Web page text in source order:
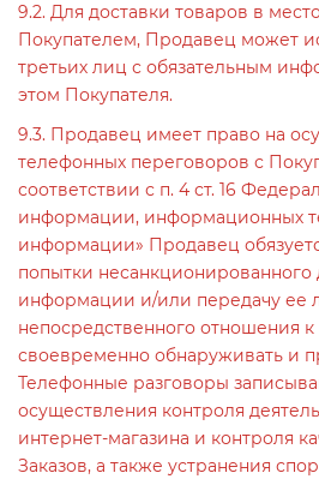
9.2. Для доставки товаров в
Покупателем, Продавец может
третьих лиц с обязательным
этом Покупателя.
9.3. Продавец имеет право на
телефонных переговоров с
соответствии с п. 4 ст. 16
информации, информационных
информации» Продавец
попытки несанкционированного
информации и/или передачу
непосредственного отношения
своевременно обнаруживать и
Телефонные разговоры
осуществления контроля
интернет-магазина и контроля
Заказов, а также устранения